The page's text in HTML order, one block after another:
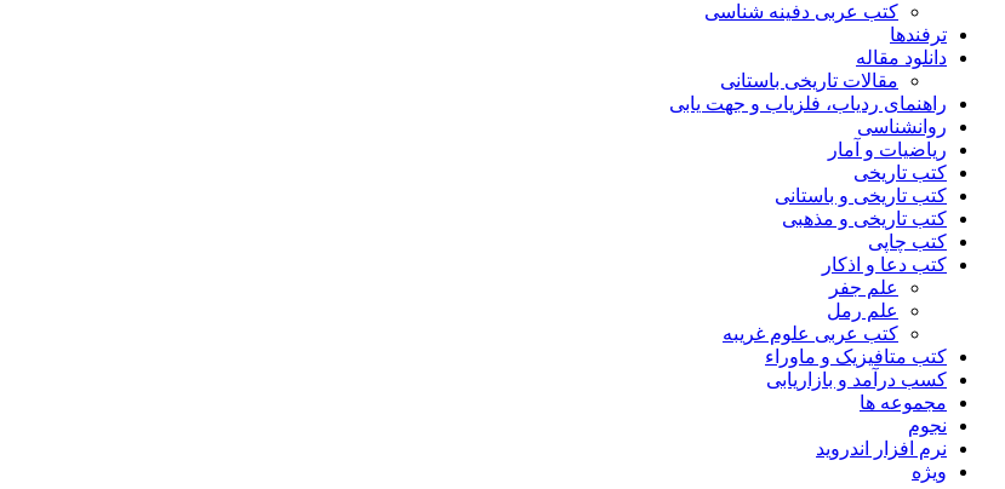
کتب عربی دفینه شناسی
ترفندها
دانلود مقاله
مقالات تاریخی باستانی
راهنمای ردیاب، فلزیاب و جهت یابی
روانشناسی
ریاضیات و آمار
کتب تاریخی
کتب تاریخی و باستانی
کتب تاریخی و مذهبی
کتب چاپی
کتب دعا و اذکار
علم جفر
علم رمل
کتب عربی علوم غریبه
کتب متافیزیک و ماوراء
کسب درآمد و بازاریابی
مجموعه ها
نجوم
نرم افزار اندروید
ویژه